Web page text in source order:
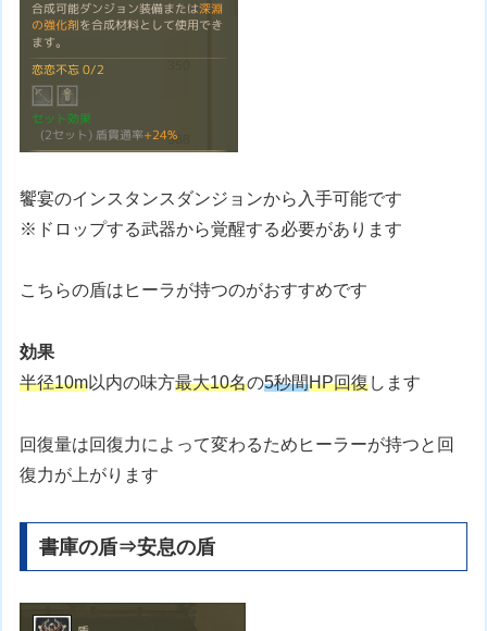
饗宴のインスタンスダンジョンから入手可能です
※ドロップする武器から覚醒する必要があります
こちらの盾はヒーラが持つのがおすすめです
効果
半径10m以内の味方最大10名の5秒間HP回復します
回復量は回復力によって変わるためヒーラーが持つと回
復力が上がります
書庫の盾⇒安息の盾